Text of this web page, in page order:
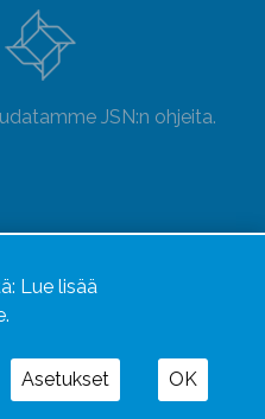
JSN:n ohjeita.
Lue lisää
Asetukset OK